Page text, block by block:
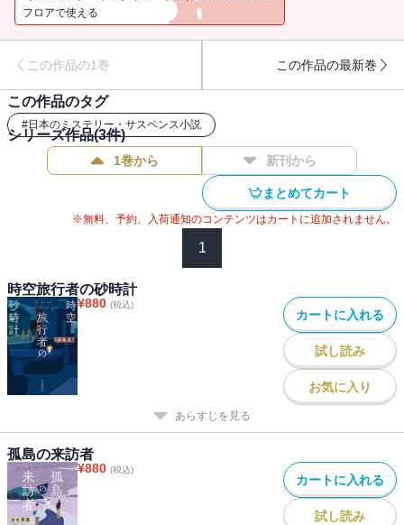
から解き放つことができるのか。今最も注目される本格ミステリの
フロアで使える
この作品の1巻 この作品の最新巻
この作品のタグ
#日本のミステリー・サスペンス小説
シリーズ作品(3件)
1巻から 新刊から
まとめてカート
※無料、予約、入荷通知のコンテンツはカートに追加されません。
1
時空旅行者の砂時計
¥880 (税込)
カートに入れる
試し読み
お気に入り
あらすじを見る
孤島の来訪者
¥880 (税込)
カートに入れる
試し読み